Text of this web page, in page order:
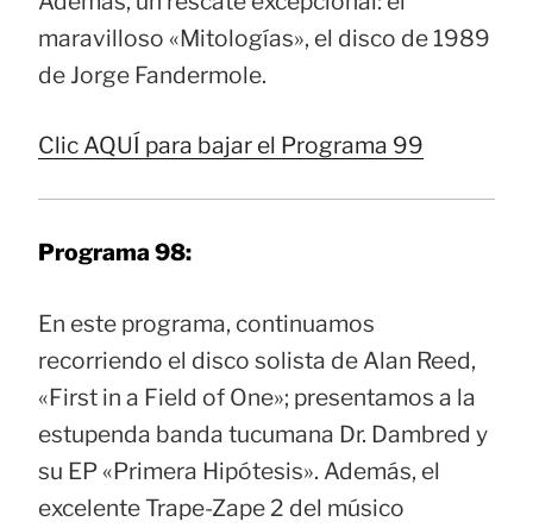
maravilloso «Mitologías», el disco de 1989
de Jorge Fandermole.
Clic AQUÍ para bajar el Programa 99
Programa 98:
En este programa, continuamos
recorriendo el disco solista de Alan Reed,
«First in a Field of One»; presentamos a la
estupenda banda tucumana Dr. Dambred y
su EP «Primera Hipótesis». Además, el
excelente Trape-Zape 2 del músico